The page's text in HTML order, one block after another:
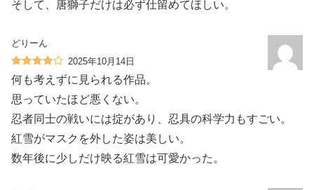
そして、唐獅子だけは必ず仕留めてほしい。
どりーん
2025年10月14日
何も考えずに見られる作品。
思っていたほど悪くない。
忍者同士の戦いには掟があり、忍具の科学力もすごい。
紅雪がマスクを外した姿は美しい。
数年後に少しだけ映る紅雪は可愛かった。